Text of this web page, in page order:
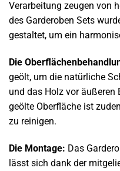
Verarbeitung zeugen von
des Garderoben Sets
gestaltet, um ein
Die
geölt, um die natürliche
und das Holz vor äußeren
geölte Oberfläche ist
zu reinigen.
Die Montage: Das
lässt sich dank der